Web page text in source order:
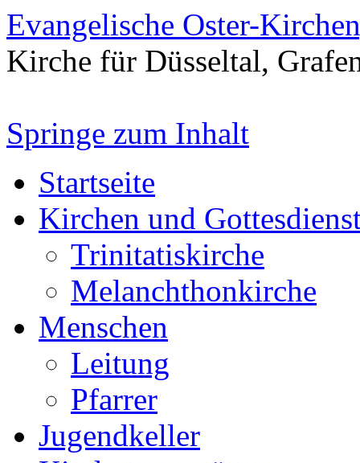
Evangelische Oster-
Kirche für Düsseltal,
Springe zum Inhalt
Startseite
Kirchen und
Trinitatiskirche
Melanchthonkirche
Menschen
Leitung
Pfarrer
Jugendkeller